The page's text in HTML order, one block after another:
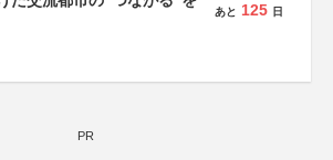
あと 125 日
PR